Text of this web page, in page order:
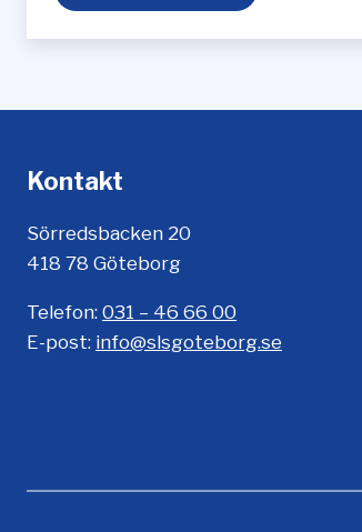
k
o
s
Kontakt
Sörredsbacken 20
418 78 Göteborg
Telefon: 031 – 46 66 00
E-post: info@slsgoteborg.se